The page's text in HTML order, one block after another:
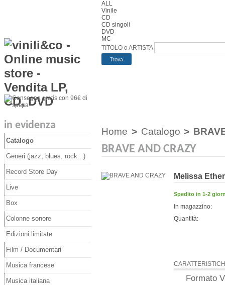
ALL
Vinile
CD
CD singoli
DVD
MC
TITOLO o ARTISTA
in evidenza
Catalogo
Generi (jazz, blues, rock...)
Record Store Day
Live
Box
Colonne sonore
Edizioni limitate
Film / Documentari
Musica francese
Musica italiana
Home > Catalogo >
BRAVE AND CRAZY
Melissa
Spedito in 1-2
In magazzino:
Quantità:
Formato